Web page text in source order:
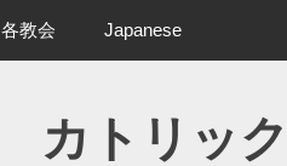
各教会 Japanese
カトリッ